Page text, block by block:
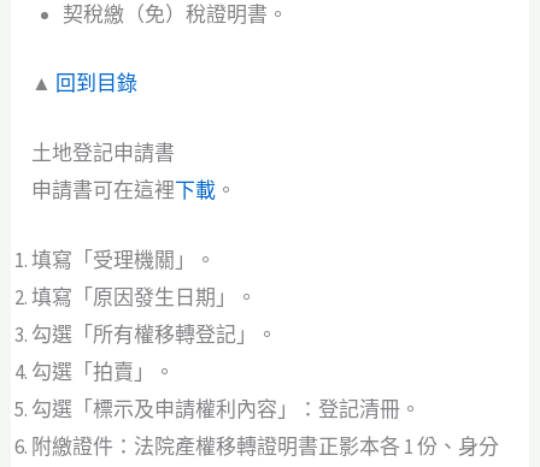
契稅繳（免）稅證明書。
▲ 回到目錄
土地登記申請書
申請書可在這裡下載 。
填寫「受理機關」。
填寫「原因發生日期」。
勾選「所有權移轉登記」。
勾選「拍賣」。
勾選「標示及申請權利內容」：登記清冊。
附繳證件：法院產權移轉證明書正影本各 1 份、身分